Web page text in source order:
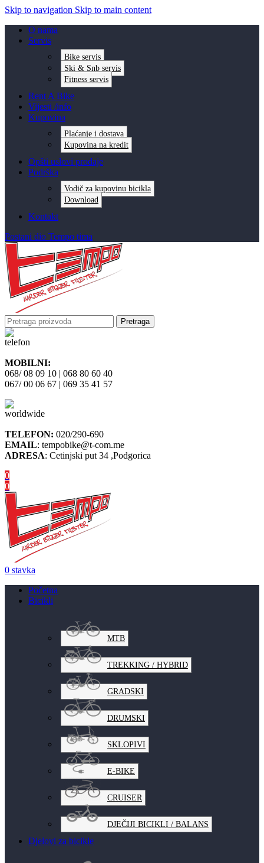
Skip to navigation Skip to main content
O nama
Servis
Bike servis
Ski & Snb servis
Fitness servis
Rent A Bike
Vijesti /info
Kupovina
Plaćanje i dostava
Kupovina na kredit
Opšti uslovi prodaje
Podrška
Vodič za kupovinu bicikla
Download
Kontakt
Postani dio Tempo tima
Pretraga
MOBILNI:
068/ 08 09 10 | 068 80 60 40
067/ 00 06 67 | 069 35 41 57
TELEFON: 020/290-690
EMAIL: tempobike@t-com.me
ADRESA: Cetinjski put 34 ,Podgorica
0
0
0 stavka
Početna
Bicikli
MTB
TREKKING / HYBRID
GRADSKI
DRUMSKI
SKLOPIVI
E-BIKE
CRUISER
DJEČIJI BICIKLI / BALANS
Djelovi za bicikle